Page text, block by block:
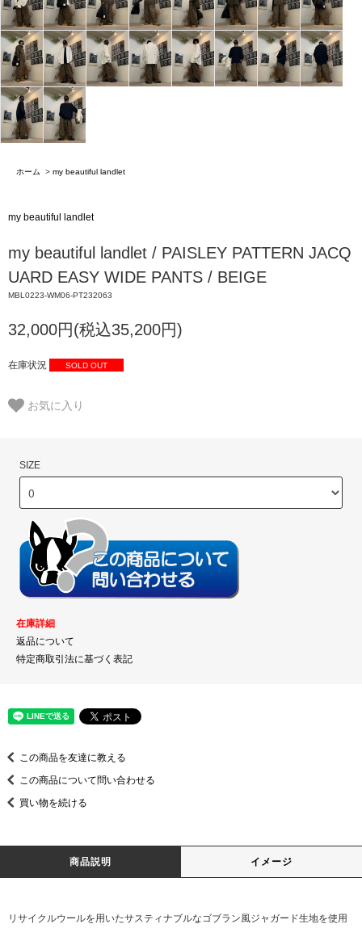
ホーム > my beautiful landlet
my beautiful landlet
my beautiful landlet / PAISLEY PATTERN JACQ
UARD EASY WIDE PANTS / BEIGE
MBL0223-WM06-PT232063
32,000円(税込35,200円)
在庫状況 SOLD OUT
お気に入り
SIZE
在庫詳細
返品について
特定商取引法に基づく表記
この商品を友達に教える
この商品について問い合わせる
買い物を続ける
商品説明 イメージ
リサイクルウールを用いたサスティナブルなゴブラン風ジャガード生地を使用